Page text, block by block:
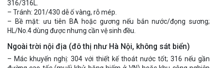
316/316L.
– Tránh: 201/430 dễ ố vàng, rỗ mép.
– Bề mặt: ưu tiên BA hoặc gương nếu bắn nước/đọng sương;
HL/No.4 dùng được nhưng cần vệ sinh đều.
Ngoài trời nội địa (đô thị như Hà Nội, không sát biển)
– Mác khuyến nghị: 304 với thiết kế thoát nước tốt; 316 nếu gần